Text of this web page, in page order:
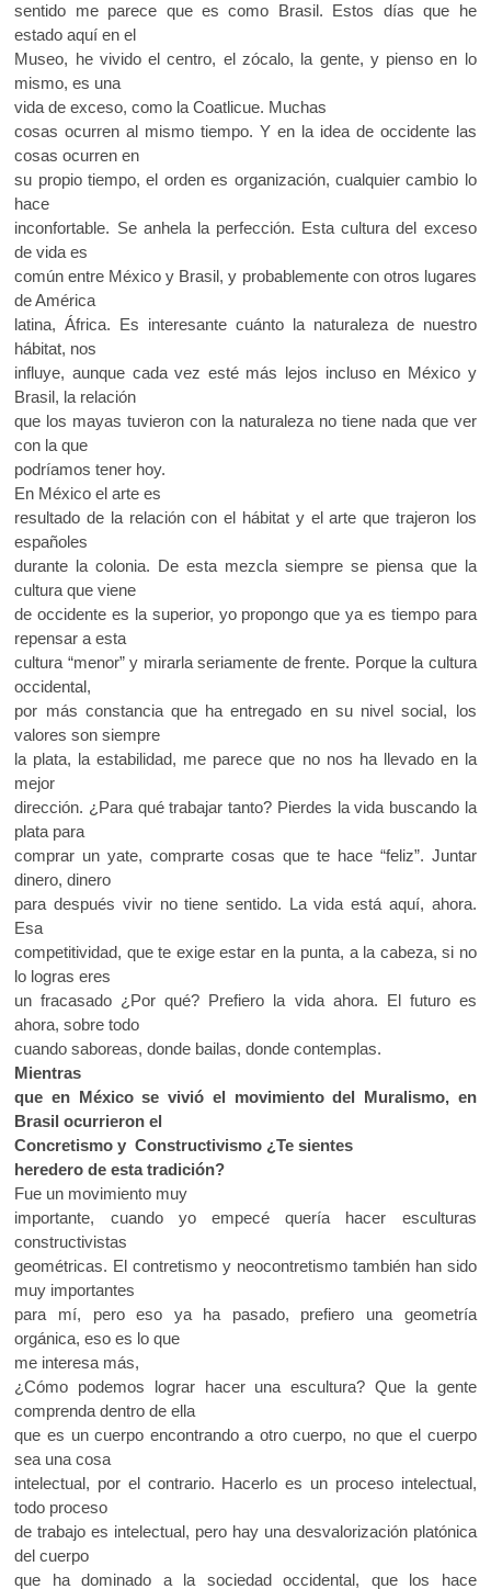
sentido me parece que es como Brasil. Estos días que he
estado aquí en el
Museo, he vivido el centro, el zócalo, la gente, y pienso en lo
mismo, es una
vida de exceso, como la Coatlicue. Muchas
cosas ocurren al mismo tiempo. Y en la idea de occidente las
cosas ocurren en
su propio tiempo, el orden es organización, cualquier cambio lo
hace
inconfortable. Se anhela la perfección. Esta cultura del exceso
de vida es
común entre México y Brasil, y probablemente con otros lugares
de América
latina, África. Es interesante cuánto la naturaleza de nuestro
hábitat, nos
influye, aunque cada vez esté más lejos incluso en México y
Brasil, la relación
que los mayas tuvieron con la naturaleza no tiene nada que ver
con la que
podríamos tener hoy.
En México el arte es
resultado de la relación con el hábitat y el arte que trajeron los
españoles
durante la colonia. De esta mezcla siempre se piensa que la
cultura que viene
de occidente es la superior, yo propongo que ya es tiempo para
repensar a esta
cultura “menor” y mirarla seriamente de frente. Porque la cultura
occidental,
por más constancia que ha entregado en su nivel social, los
valores son siempre
la plata, la estabilidad, me parece que no nos ha llevado en la
mejor
dirección. ¿Para qué trabajar tanto? Pierdes la vida buscando la
plata para
comprar un yate, comprarte cosas que te hace “feliz”. Juntar
dinero, dinero
para después vivir no tiene sentido. La vida está aquí, ahora.
Esa
competitividad, que te exige estar en la punta, a la cabeza, si no
lo logras eres
un fracasado ¿Por qué? Prefiero la vida ahora. El futuro es
ahora, sobre todo
cuando saboreas, donde bailas, donde contemplas.
Mientras
que en México se vivió el movimiento del Muralismo, en
Brasil ocurrieron el
Concretismo y Constructivismo ¿Te sientes
heredero de esta tradición?
Fue un movimiento muy
importante, cuando yo empecé quería hacer esculturas
constructivistas
geométricas. El contretismo y neocontretismo también han sido
muy importantes
para mí, pero eso ya ha pasado, prefiero una geometría
orgánica, eso es lo que
me interesa más,
¿Cómo podemos lograr hacer una escultura? Que la gente
comprenda dentro de ella
que es un cuerpo encontrando a otro cuerpo, no que el cuerpo
sea una cosa
intelectual, por el contrario. Hacerlo es un proceso intelectual,
todo proceso
de trabajo es intelectual, pero hay una desvalorización platónica
del cuerpo
que ha dominado a la sociedad occidental, que los hace